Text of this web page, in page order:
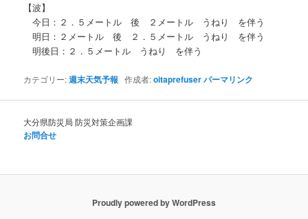
【波】
今日：２．５メートル 後 ２メートル うねり を伴う
明日：２メートル 後 ２．５メートル うねり を伴う
明後日：２．５メートル うねり を伴う
カテゴリー:週末天気予報 作成者:oitaprefuserパーマリンク
大分県防災局 防災対策企画課
お問合せ
Proudly powered by WordPress